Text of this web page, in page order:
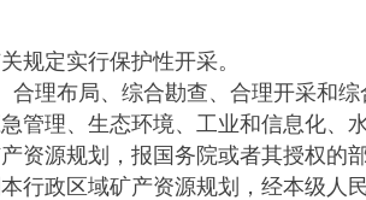
定实行保护性开采。
布局、综合勘查、合理开采和综
理、生态环境、工业和信息化、
资源规划，报国务院或者其授权的
政区域矿产资源规划，经本级人